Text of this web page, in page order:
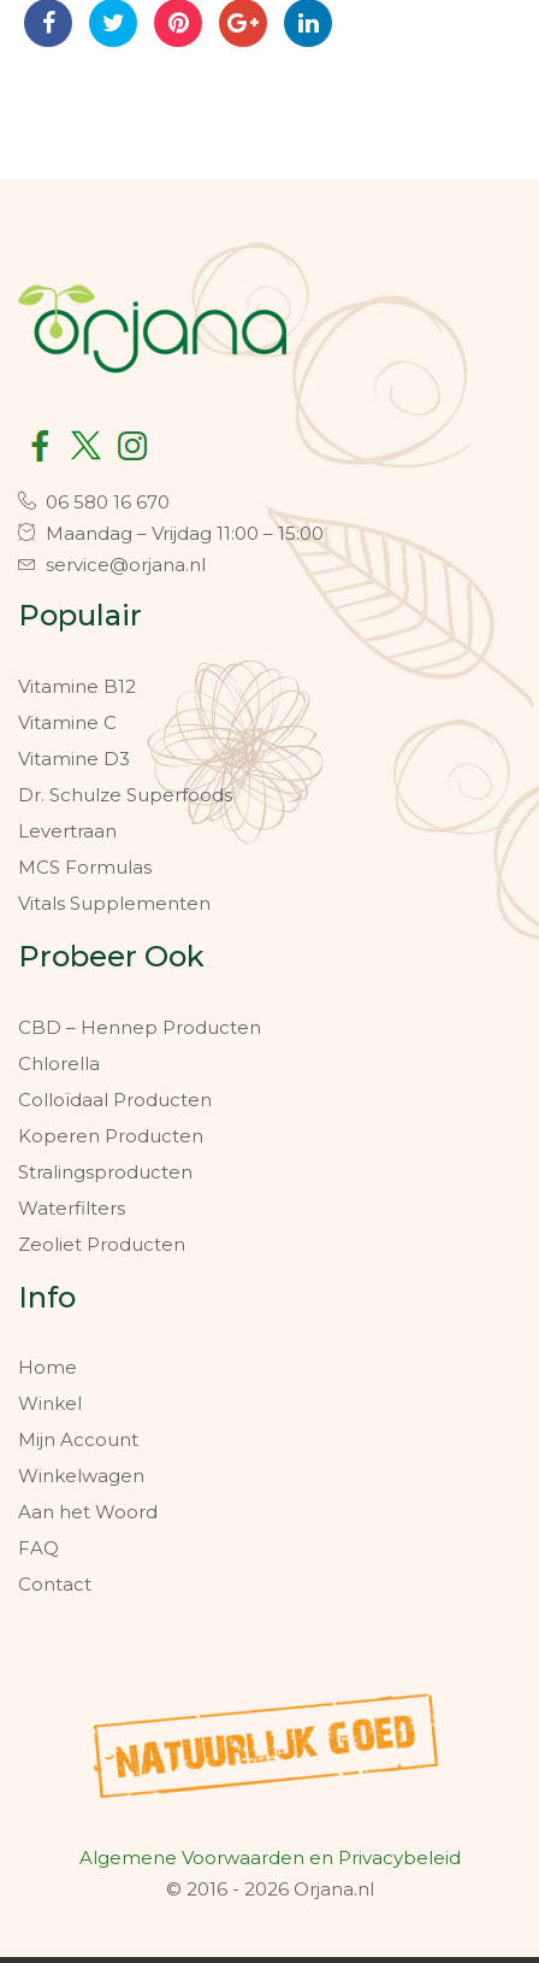
06 580 16 670
Maandag – Vrijdag 11:00 – 15:00
service@orjana.nl
Populair
Vitamine B12
Vitamine C
Vitamine D3
Dr. Schulze Superfoods
Levertraan
MCS Formulas
Vitals Supplementen
Probeer Ook
CBD – Hennep Producten
Chlorella
Colloïdaal Producten
Koperen Producten
Stralingsproducten
Waterfilters
Zeoliet Producten
Info
Home
Winkel
Mijn Account
Winkelwagen
Aan het Woord
FAQ
Contact
Algemene Voorwaarden en Privacybeleid
© 2016 - 2026 Orjana.nl